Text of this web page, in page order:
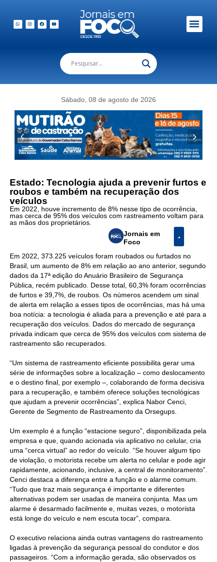
Sábado, 08 de agosto de 2026
Estado: Tecnologia ajuda a prevenir furtos e
roubos e também na recuperação dos
veículos
Em 2022, houve incremento de 8% nesse tipo de ocorrência,
mas cerca de 95% dos veículos com rastreamento voltam para
as mãos dos proprietários.
Jornais em
Foco
Em 2022, 373.225 veículos foram roubados ou furtados no
Brasil, um aumento de 8% em relação ao ano anterior, segundo
dados da 17ª edição do Anuário Brasileiro de Segurança
Pública, recém publicado. Desse total, 60,3% foram ocorrências
de furtos e 39,7%, de roubos. Os números acendem um sinal
de alerta em relação a esses tipos de ocorrências, mas há uma
boa notícia: a tecnologia é aliada para a prevenção e até para a
recuperação dos veículos. Dados do mercado de segurança
privada indicam que cerca de 95% dos veículos com sistema de
rastreamento são recuperados.
“Um sistema de rastreamento eficiente possibilita gerar uma
série de informações sobre a localização – como deslocamento
e o destino final, por exemplo –, colaborando de forma decisiva
para a recuperação, e também oferece soluções tecnológicas
que ajudam a prevenir ocorrências”, explica Nabor Cenci,
Gerente de Segmento de Rastreamento da Orsegups.
Um exemplo é a função “estacione seguro”, disponibilizada pela
empresa e que, quando acionada via aplicativo no celular, cria
uma “cerca virtual” ao redor do veículo. “Se houver algum tipo
de violação, o motorista recebe um alerta no celular e pode agir
rapidamente, acionando, inclusive, a central de monitoramento”.
Cenci destaca a diferença entre a função e o alarme comum.
“Tudo que traz mais segurança é importante e diferentes
alternativas podem ser usadas de maneira conjunta. Mas um
alarme é desarmado facilmente e, muitas vezes, o motorista
está longe do veículo e nem escuta tocar”, compara.
O executivo relaciona ainda outras vantagens do rastreamento
ligadas à prevenção da segurança pessoal do condutor e dos
passageiros. “Com a informação gerada, são observados os